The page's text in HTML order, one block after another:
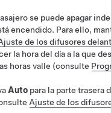
se puede apagar
encendido. Para ello,
de los difusores
la hora del día a la que
horas valle (consulte
Auto para la parte trasera
Ajuste de los